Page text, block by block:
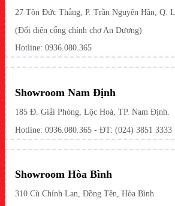
27 Tôn Đức Thắng, P. Trần Nguyên Hãn, Q.
(Đối diện cổng chính chợ An Dương)
Hotline: 0936.080.365
Showroom Nam Định
185 Đ. Giải Phóng, Lộc Hoà, TP. Nam Định.
Hotline: 0936.080.365 - ĐT: (024) 3851 3333
Showroom Hòa Bình
310 Cù Chính Lan, Đồng Tên, Hòa Bình